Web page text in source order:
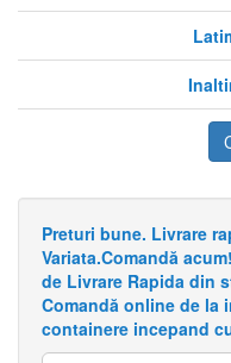
Preturi bune. Livrare
Variata.Comandă
de Livrare Rapida din
Comandă online de la
containere incepand